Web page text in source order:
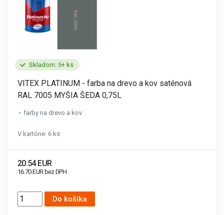
Skladom: 5+ ks
VITEX PLATINUM - farba na drevo a kov saténová
RAL 7005 MYŠIA ŠEDA 0,75L
farby na drevo a kov
V kartóne: 6 ks
20.54 EUR
16.70 EUR bez DPH
Do košíka